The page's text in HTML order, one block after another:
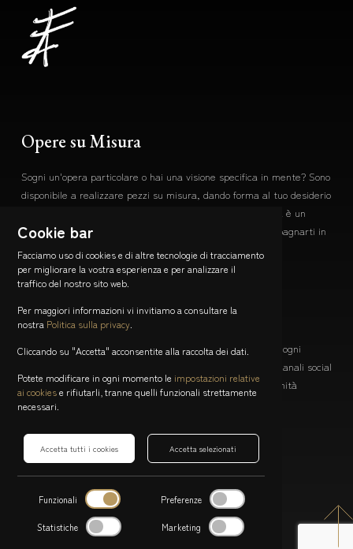
via Carlo Frasca 3
6900 Lugano - Canton Ticino, Svizzera
Scrivimi
Opere su Misura
Sogni un'opera particolare o hai una visione specifica in mente? Sono
disponibile a realizzare pezzi su misura, dando forma al tuo desiderio
e idea. Collaborare insieme a te per creare un'opera unica è un
viaggio artistico che mi entusiasma e sono qui per accompagnarti in
ogni passo.
Contattami
Resta Connesso
Non perderti le novità, le offerte speciali e le storie dietro ogni
creazione. Iscriviti alla mia newsletter e seguimi sui miei canali social
per essere sempre aggiornato e far parte della mia comunità
artistica.
Iscriviti adesso
Cookie bar
Facciamo uso di cookies e di altre tecnologie di tracciamento
per migliorare la vostra esperienza e per analizzare il
traffico del nostro sito web.
Per maggiori informazioni vi invitiamo a consultare la
nostra Politica sulla privacy
Cliccando su "Accetta" acconsentite alla raccolta dei dati.
Potete modificare in ogni momento le impostazioni relative
ai cookiese rifiutarli, tranne quelli funzionali strettamente
necessari.
Accetta tutti i cookies Accetta selezionati
Funzionali Preferenze
Statistiche Marketing